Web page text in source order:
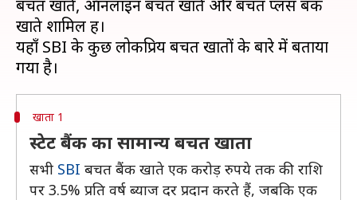
बचत खाते, ऑनलाइन बचत खाते और बचत प्लस बैंक
खाते शामिल हैं।
यहाँ SBI के कुछ लोकप्रिय बचत खातों के बारे में बताया
खाता 1
स्टेट बैंक का सामान्य बचत खाता
सभी SBI बचत बैंक खाते एक करोड़ रुपये तक की राशि
पर 3.5% प्रति वर्ष ब्याज दर प्रदान करते हैं, जबकि एक